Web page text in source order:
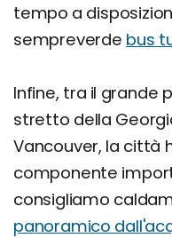
tempo a
sempreverde bus
Infine, tra il grande
stretto della
Vancouver, la città
componente
consigliamo
panoramico